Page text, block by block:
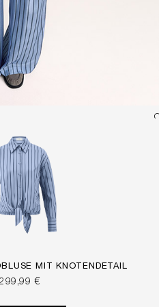
MIT KNOTENDETAIL
299,99 €